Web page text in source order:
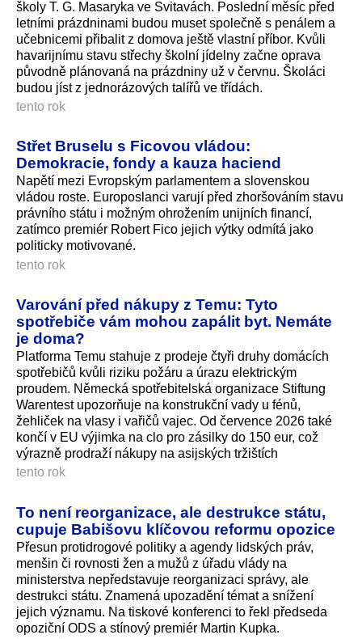
školy T. G. Masaryka ve Svitavách. Poslední měsíc před
letními prázdninami budou muset společně s penálem a
učebnicemi přibalit z domova ještě vlastní příbor. Kvůli
havarijnímu stavu střechy školní jídelny začne oprava
původně plánovaná na prázdniny už v červnu. Školáci
budou jíst z jednorázových talířů ve třídách.
tento rok
Střet Bruselu s Ficovou vládou:
Demokracie, fondy a kauza haciend
Napětí mezi Evropským parlamentem a slovenskou
vládou roste. Europoslanci varují před zhoršováním stavu
právního státu i možným ohrožením unijních financí,
zatímco premiér Robert Fico jejich výtky odmítá jako
politicky motivované.
tento rok
Varování před nákupy z Temu: Tyto
spotřebiče vám mohou zapálit byt. Nemáte
je doma?
Platforma Temu stahuje z prodeje čtyři druhy domácích
spotřebičů kvůli riziku požáru a úrazu elektrickým
proudem. Německá spotřebitelská organizace Stiftung
Warentest upozorňuje na konstrukční vady u fénů,
žehliček na vlasy i vařičů vajec. Od července 2026 také
končí v EU výjimka na clo pro zásilky do 150 eur, což
výrazně prodraží nákupy na asijských tržištích
tento rok
To není reorganizace, ale destrukce státu,
cupuje Babišovu klíčovou reformu opozice
Přesun protidrogové politiky a agendy lidských práv,
menšin či rovnosti žen a mužů z úřadu vlády na
ministerstva nepředstavuje reorganizaci správy, ale
destrukci státu. Znamená upozadění témat a snížení
jejich významu. Na tiskové konferenci to řekl předseda
opoziční ODS a stínový premiér Martin Kupka.